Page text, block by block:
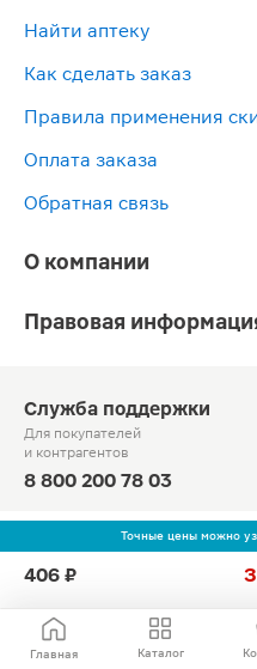
Точные цены можно
406 ₽
Главная Каталог
Найти аптеку
Как сделать заказ
Правила применения
Оплата заказа
Обратная связь
О компании
Правовая
Служба поддержки
Для покупателей
и контрагентов
8 800 200 78 03
Круглосуточно, звонок по
2010-2026 АО «Тандер»